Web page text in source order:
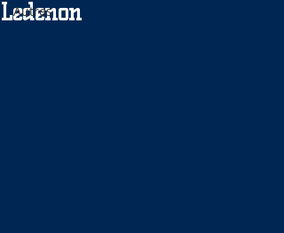
Autres
Ledenon